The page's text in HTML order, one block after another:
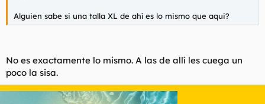
Alguien sabe si una talla XL de ahí es lo mismo que aqui?
No es exactamente lo mismo. A las de allí les cuega un
poco la sisa.